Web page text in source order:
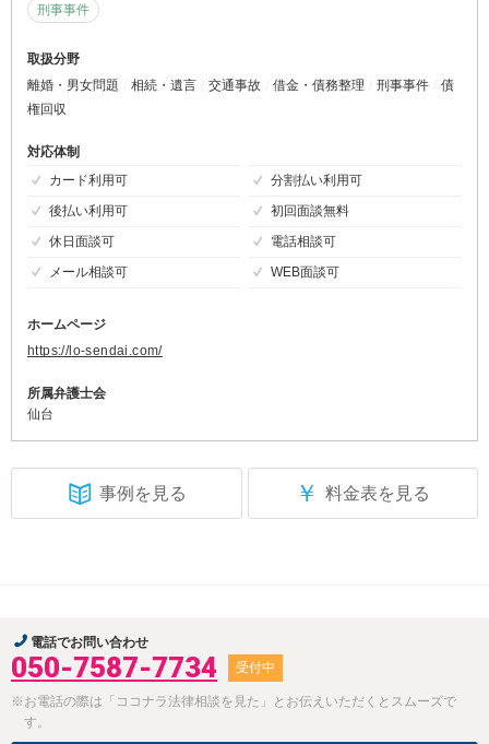
刑事事件
取扱分野
離婚・男女問題
相続・遺言 交通事故 借金・債務整理 刑事事件
債
権回収
対応体制
カード利用可
分割払い利用可
後払い利用可
初回面談無料
休日面談可
電話相談可
メール相談可
WEB面談可
ホームページ
https://lo-sendai.com/
所属弁護士会
仙台
事例を見る ￥ 料金表を見る
電話でお問い合わせ
050-7587-7734 受付中
※お電話の際は「ココナラ法律相談を見た」とお伝えいただくとスムーズで
す。